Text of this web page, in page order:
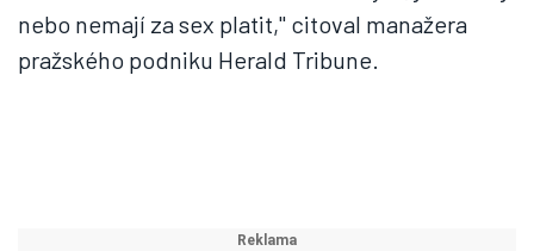
nebo nemají za sex platit," citoval manažera
pražského podniku Herald Tribune.